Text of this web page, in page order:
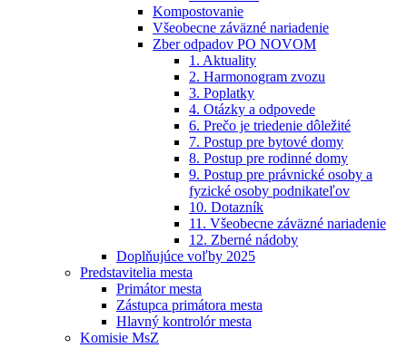
Kompostovanie
Všeobecne záväzné nariadenie
Zber odpadov PO NOVOM
1. Aktuality
2. Harmonogram zvozu
3. Poplatky
4. Otázky a odpovede
6. Prečo je triedenie dôležité
7. Postup pre bytové domy
8. Postup pre rodinné domy
9. Postup pre právnické osoby a
fyzické osoby podnikateľov
10. Dotazník
11. Všeobecne záväzné nariadenie
12. Zberné nádoby
Doplňujúce voľby 2025
Predstavitelia mesta
Primátor mesta
Zástupca primátora mesta
Hlavný kontrolór mesta
Komisie MsZ